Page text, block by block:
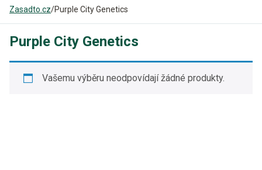
Zasadto.cz/Purple City Genetics
Purple City Genetics
Vašemu výběru neodpovídají žádné produkty.